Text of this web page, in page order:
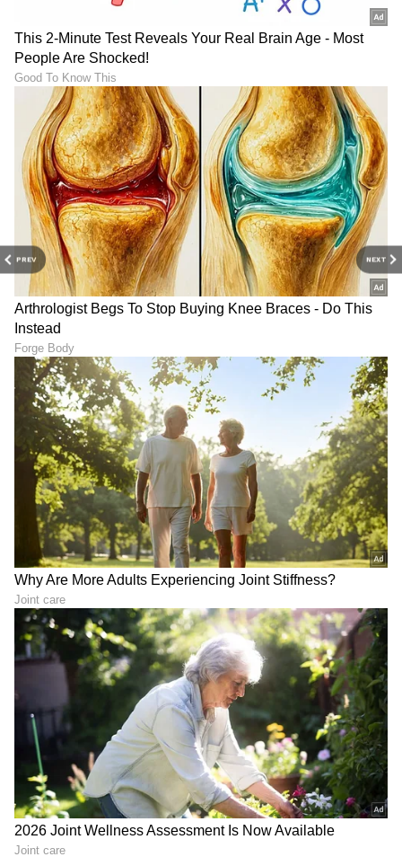
PREV NEXT
ಸ್ಟಾರ್ಟ್‌ಅಪ್‌ಗಳು ಬಂದಿದ್ಯಾ? ಭವಿಷ್ಯವನ್ನು ಬದಲಿಸುವ
ಟೆಕ್‌ ಪಾಲಿಸಿ ಯಾವುದು? ಇವುಗಳ ಇಂಚಿಂಚೂ ಮಾಹಿತಿ
ಸಿಗಲಿದೆ. ಟೆಕ್‌ ಎಕ್ಸ್‌ಪ್ಲೇನರ್ಸ್‌ ಹಾಗೂ ಗ್ಯಾಜೆಟ್‌ ಡೆಮೋ
ವಿಡಿಯೋಗಳು ಕೂಡ ನೀವು ಕಾಣಬಹುದು.
DOWNLOAD APP
RECOMMENDED STORIES
ಭಾರತಕ್ಕೂ ಬಂತು ಹಾರುವ ಕಾರು:
ಪೆಟ್ರೋಲ್​, ಡೀಸೆಲ್​, ಎಥೆನಾಲ್​
ಬೇಡ್ವೇ ಬೇಡ- ಯಶಸ್ವಿ ಪರೀಕ್ಷೆ
ಸೂರ್ಯನ ಅಂತ್ಯದ ಬಳಿಕವೂ
ಭೂಮಿಯಲ್ಲಿ ಜೀವ
ಉಳಿಸಬಹುದೇ? ವಿಜ್ಞಾನಿಗಳಿಂದ
ರೋಚಕ 'ಪ್ಲಾನ್ ಬಿ' ಅನಾವರಣ!